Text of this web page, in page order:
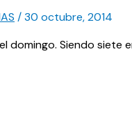
/30 octubre, 2014
domingo. Siendo